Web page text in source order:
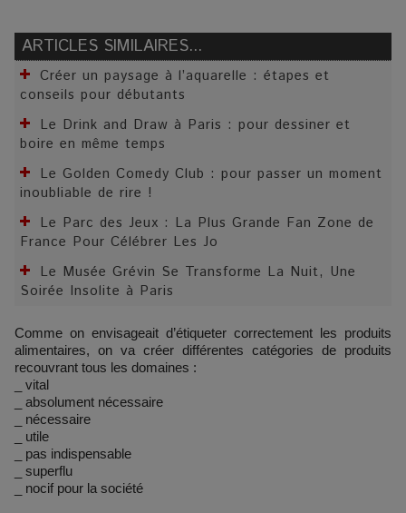
ARTICLES SIMILAIRES...
Créer un paysage à l’aquarelle : étapes et
conseils pour débutants
Le Drink and Draw à Paris : pour dessiner et
boire en même temps
Le Golden Comedy Club : pour passer un moment
inoubliable de rire !
Le Parc des Jeux : La Plus Grande Fan Zone de
France Pour Célébrer Les Jo
Le Musée Grévin Se Transforme La Nuit, Une
Soirée Insolite à Paris
Comme on envisageait d’étiqueter correctement les produits
alimentaires, on va créer différentes catégories de produits
recouvrant tous les domaines :
_ vital
_ absolument nécessaire
_ nécessaire
_ utile
_ pas indispensable
_ superflu
_ nocif pour la société